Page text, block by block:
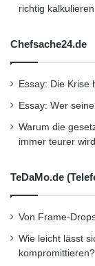
richtig kalkulieren
Chefsache24.de
Essay: Die Krise
Essay: Wer
Warum die
immer teurer wird
TeDaMo.de
Von Frame-
Wie leicht lässt
kompromittieren?